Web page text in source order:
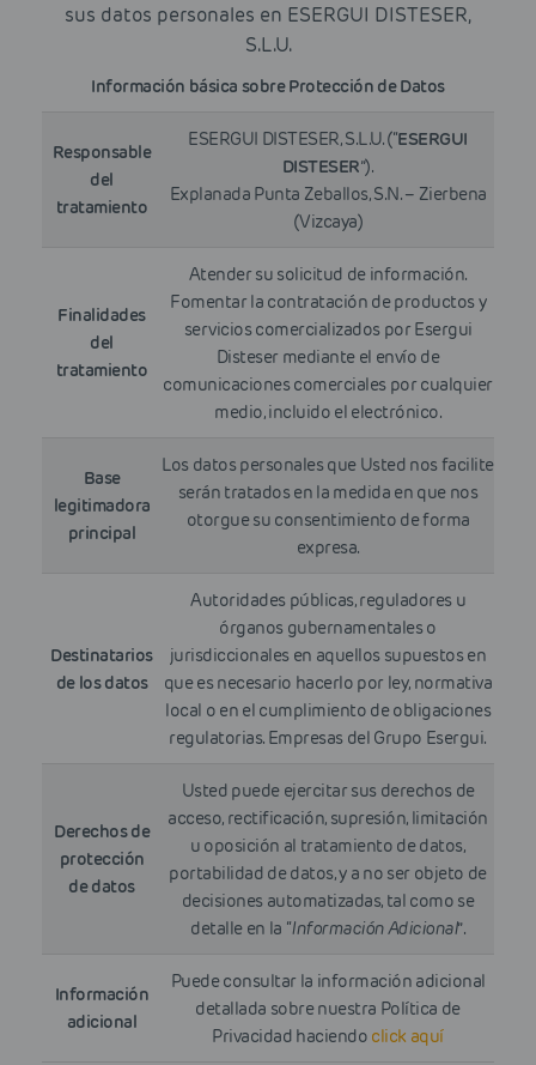
sus datos personales en ESERGUI DISTESER,
S.L.U.
Información básica sobre Protección de Datos
Responsable
del
tratamiento
ESERGUI DISTESER, S.L.U. (“ESERGUI
DISTESER”).
Explanada Punta Zeballos, S.N. – Zierbena
(Vizcaya)
Finalidades
del
tratamiento
Atender su solicitud de información.
Fomentar la contratación de productos y
servicios comercializados por Esergui
Disteser mediante el envío de
comunicaciones comerciales por cualquier
medio, incluido el electrónico.
Base
legitimadora
principal
Los datos personales que Usted nos facilite
serán tratados en la medida en que nos
otorgue su consentimiento de forma
expresa.
Destinatarios
de los datos
Autoridades públicas, reguladores u
órganos gubernamentales o
jurisdiccionales en aquellos supuestos en
que es necesario hacerlo por ley, normativa
local o en el cumplimiento de obligaciones
regulatorias. Empresas del Grupo Esergui.
Derechos de
protección
de datos
Usted puede ejercitar sus derechos de
acceso, rectificación, supresión, limitación
u oposición al tratamiento de datos,
portabilidad de datos, y a no ser objeto de
decisiones automatizadas, tal como se
detalle en la “Información Adicional”.
Información
adicional
Puede consultar la información adicional
detallada sobre nuestra Política de
Privacidad haciendo click aquí